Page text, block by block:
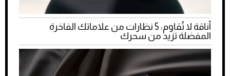
أناقة لا تُقاوم: 5 نظارات من علاماتك الفاخرة
المفضلة تزيد من سحرك